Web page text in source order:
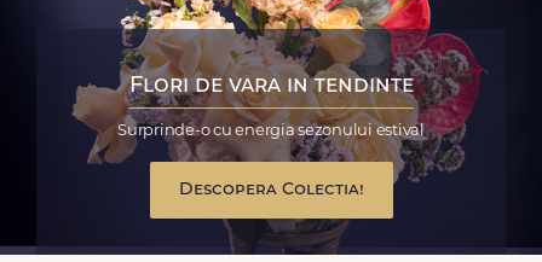
Flori de vara in tendinte
Surprinde-o cu energia sezonului estival
Descopera Colectia!